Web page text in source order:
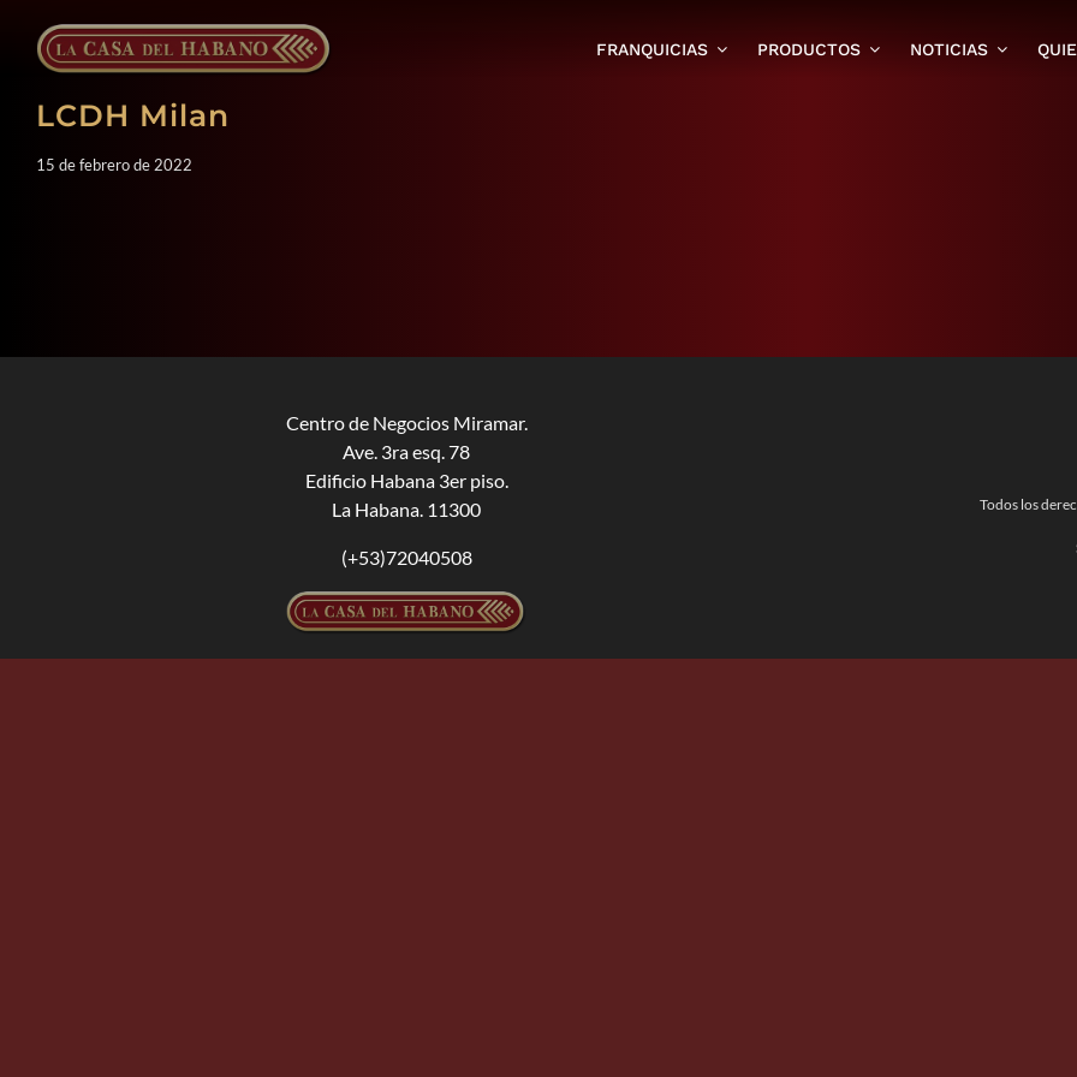
contenido
FRANQUICIAS PRODUCTOS NOTICIAS
LCDH Milan
15 de febrero de 2022
Centro de Negocios Miramar.
Ave. 3ra esq. 78
Edificio Habana 3er piso.
La Habana. 11300
(+53)72040508
Todos los